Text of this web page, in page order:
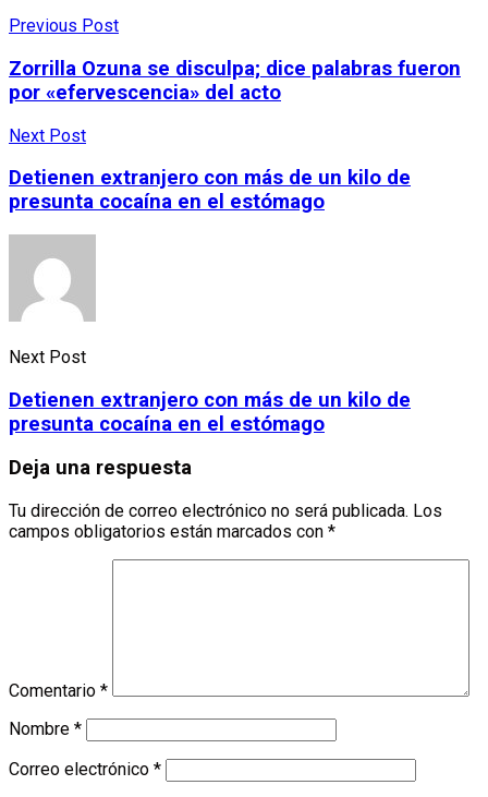
Previous Post
Zorrilla Ozuna se disculpa; dice palabras fueron
por «efervescencia» del acto
Next Post
Detienen extranjero con más de un kilo de
presunta cocaína en el estómago
Next Post
Detienen extranjero con más de un kilo de
presunta cocaína en el estómago
Deja una respuesta
Tu dirección de correo electrónico no será publicada. Los
campos obligatorios están marcados con *
Comentario *
Nombre *
Correo electrónico *